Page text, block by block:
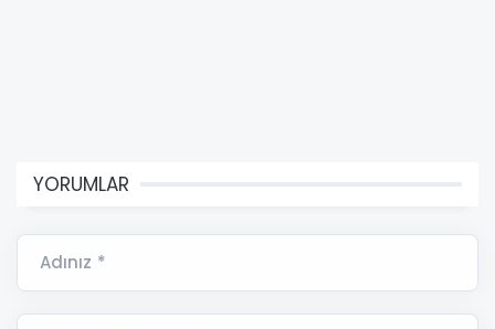
YORUMLAR
Adınız *